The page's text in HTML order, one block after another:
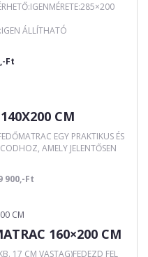
ÁLLÍTHATÓ
Ft
CM
EGY PRAKTIKUS ÉS
AMELY JELENTŐSEN
900,-Ft
160×200 CM
17 CM VASTAG)FEDEZD FEL